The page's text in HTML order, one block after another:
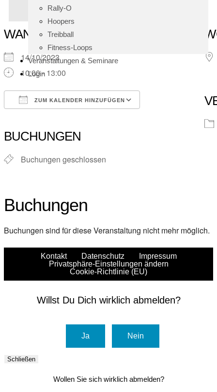
Rally-O
Hoopers
Treibball
Fitness-Loops
Veranstaltungen & Seminare
Login
WANN
14/10/2023
10:00 - 13:00
ZUM KALENDER HINZUFÜGEN
BUCHUNGEN
Buchungen geschlossen
Buchungen
Buchungen sind für diese Veranstaltung nicht mehr möglich.
Kontakt Datenschutz
Impressum
Privatsphäre-Einstellungen ändern
Cookie-Richtlinie (EU)
Willst Du Dich wirklich abmelden?
Ja Nein
Schließen
Wollen Sie sich wirklich abmelden?